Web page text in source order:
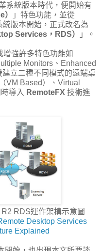
系統版本時代，便開始有
」特色功能，並從
版本開始，正式改名為
Services，RDS） 」。
強許多特色功能如
Monitors、Enhanced
立二種不同模式的遠端桌
VM Based）、Virtual
導入 RemoteFX 技術進
RDS運作架構示意圖
Desktop Services
Explained